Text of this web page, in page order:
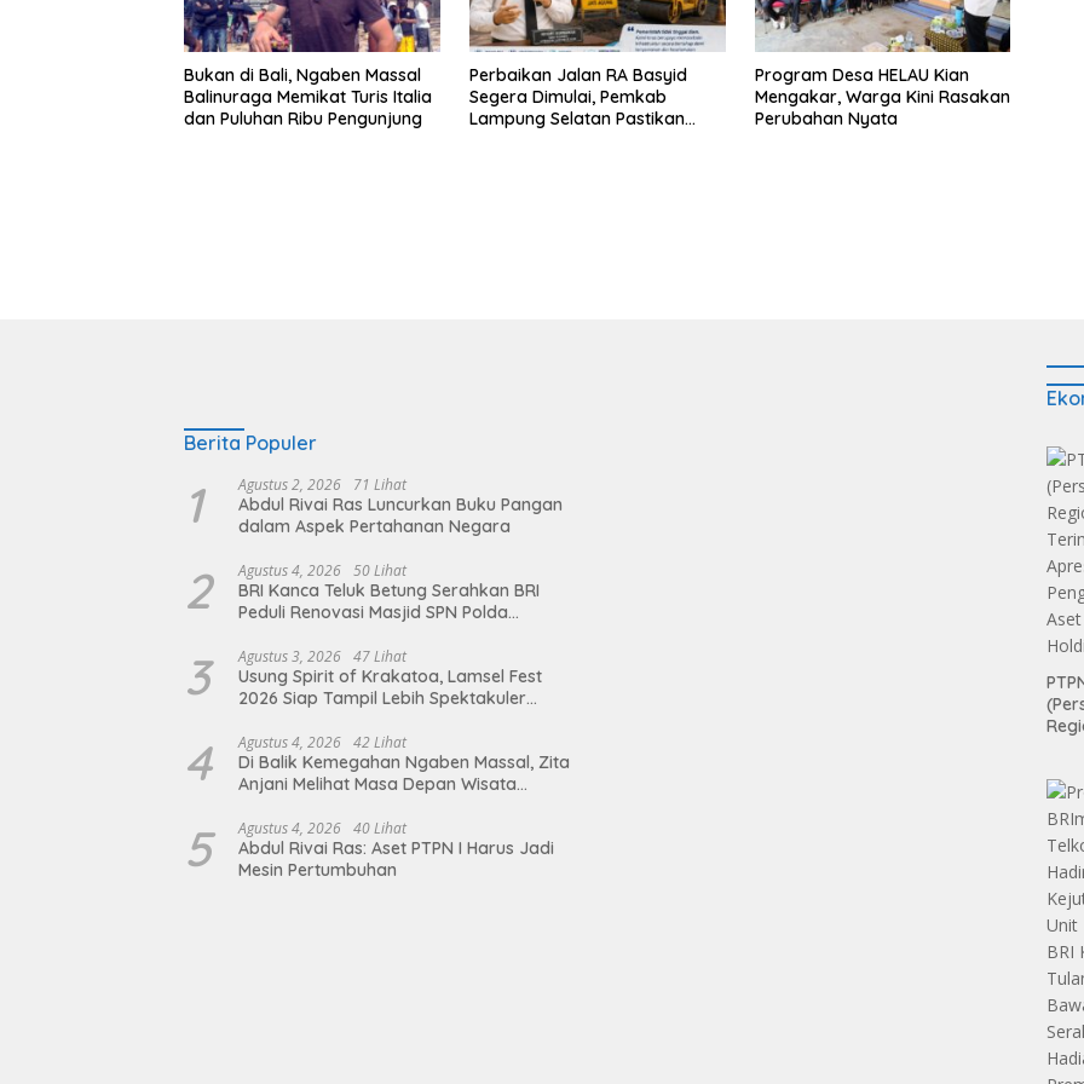
Bukan di Bali, Ngaben Massal
Balinuraga Memikat Turis Italia
dan Puluhan Ribu Pengunjung
Perbaikan Jalan RA Basyid
Segera Dimulai, Pemkab
Lampung Selatan Pastikan
Program Desa HELAU Kian
Mengakar, Warga Kini Rasakan
Perubahan Nyata
Berita Populer
1 Agustus 2, 2026 71 Lihat
Abdul Rivai Ras Luncurkan Buku Pangan
dalam Aspek Pertahanan Negara
2 Agustus 4, 2026 50 Lihat
BRI Kanca Teluk Betung Serahkan BRI
Peduli Renovasi Masjid SPN Polda
terhadap Sarana Ibadah
3 Agustus 3, 2026 47 Lihat
Usung Spirit of Krakatoa, Lamsel Fest
2026 Siap Tampil Lebih Spektakuler
Artis Ibu Kota
4 Agustus 4, 2026 42 Lihat
Di Balik Kemegahan Ngaben Massal, Zita
Anjani Melihat Masa Depan Wisata
5 Agustus 4, 2026 40 Lihat
Abdul Rivai Ras: Aset PTPN I Harus Jadi
Mesin Pertumbuhan